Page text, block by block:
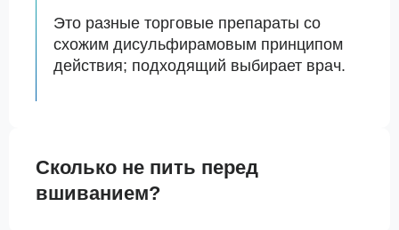
Это разные торговые препараты со
схожим дисульфирамовым принципом
действия; подходящий выбирает врач.
Сколько не пить перед
вшиванием?